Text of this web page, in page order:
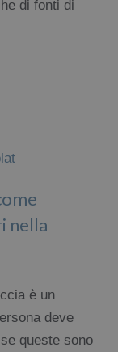
di fonti di
nella
è un
deve
queste sono